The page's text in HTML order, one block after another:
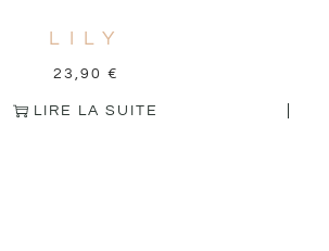
LILY
23,90 €
LIRE LA SUITE